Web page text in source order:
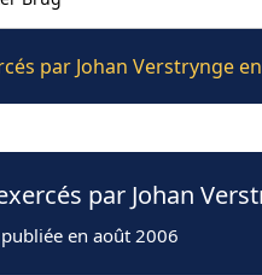
par Johan Verstrynge
par Johan
en août 2006